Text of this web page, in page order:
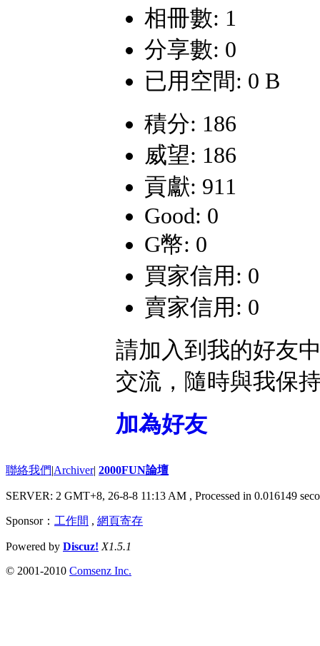
相冊數: 1
分享數: 0
已用空間: 0 B
積分: 186
威望: 186
貢獻: 911
Good: 0
G幣: 0
買家信用: 0
賣家信用: 0
請加入到我的好友
交流，隨時與我保
加為好友
聯絡我們|Archiver| 2000FUN論壇
SERVER: 2 GMT+8, 26-8-8 11:13 AM , Processed in 0.016149
Sponsor： 工作間 , 網頁寄存
Powered by Discuz! X1.5.1
© 2001-2010 Comsenz Inc.